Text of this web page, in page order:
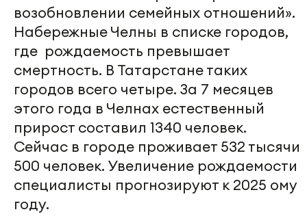
возобновлении семейных отношений».
Набережные Челны в списке городов,
где рождаемость превышает
смертность. В Татарстане таких
городов всего четыре. За 7 месяцев
этого года в Челнах естественный
прирост составил 1340 человек.
Сейчас в городе проживает 532 тысячи
500 человек. Увеличение рождаемости
специалисты прогнозируют к 2025 ому
году.